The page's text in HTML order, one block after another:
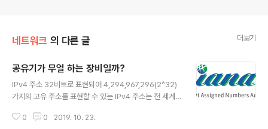
네트워크 의 다른 글 더보기
공유기가 무얼 하는 장비일까?
IPv4 주소 32비트로 표현되어 4,294,967,296(2^32)
가지의 고유 주소를 표현할 수 있는 IPv4 주소는 전 세계에
81년에 기술한 개념입니다. 세상에 컴퓨터가 43억대나 있
0 0 2019. 10. 23.